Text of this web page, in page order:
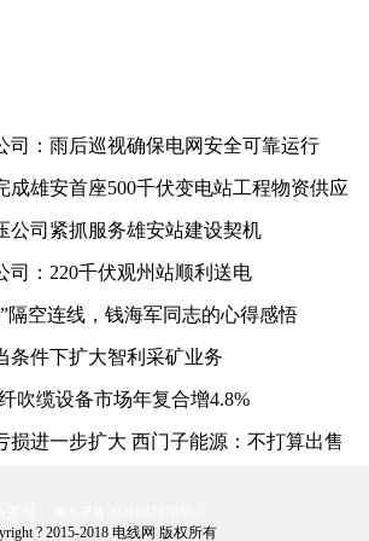
司：雨后巡视确保电网安全可靠运行
成雄安首座500千伏变电站工程物资供应
公司紧抓服务雄安站建设契机
司：220千伏观州站顺利送电
隔空连线，钱海军同志的心得感悟
条件下扩大智利采矿业务
吹缆设备市场年复合增4.8%
损进一步扩大 西门子能源：不打算出售
? 2015-2018 电线网 版权所有